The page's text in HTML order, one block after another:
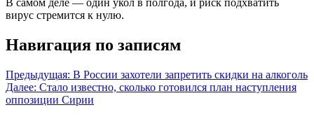
вирус стремится к нулю.
Навигация по записям
Предыдущая: В России захотели запретить скидки на алкоголь
Далее: Стало известно, сколько готовился план наступления
оппозиции Сирии